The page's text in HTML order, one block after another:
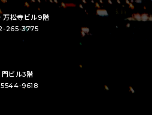
万松寺ビル9階
265-3775
ビル3階
9618